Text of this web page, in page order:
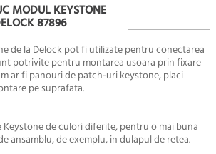
MODUL KEYSTONE
87896
de la Delock pot fi utilizate pentru conectarea
potrivite pentru montarea usoara prin fixare
ar fi panouri de patch-uri keystone, placi
pe suprafata.
de culori diferite, pentru o mai buna
ansamblu, de exemplu, in dulapul de retea.